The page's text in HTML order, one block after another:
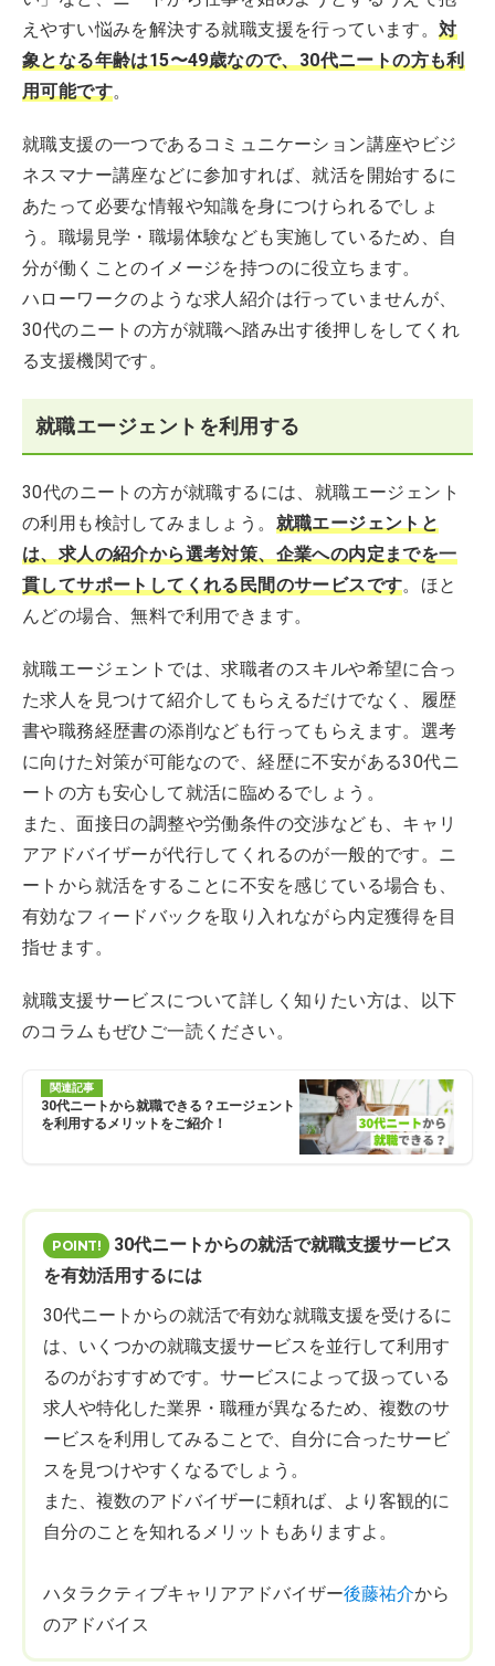
えやすい悩みを解決する就職支援を行っています。対
象となる年齢は15〜49歳なので、30代ニートの方も利
用可能です。
就職支援の一つであるコミュニケーション講座やビジ
ネスマナー講座などに参加すれば、就活を開始するに
あたって必要な情報や知識を身につけられるでしょ
う。職場見学・職場体験なども実施しているため、自
分が働くことのイメージを持つのに役立ちます。
ハローワークのような求人紹介は行っていませんが、
30代のニートの方が就職へ踏み出す後押しをしてくれ
る支援機関です。
就職エージェントを利用する
30代のニートの方が就職するには、就職エージェント
の利用も検討してみましょう。 就職エージェントと
は、求人の紹介から選考対策、企業への内定までを一
貫してサポートしてくれる民間のサービスです。ほと
んどの場合、無料で利用できます。
就職エージェントでは、求職者のスキルや希望に合っ
た求人を見つけて紹介してもらえるだけでなく、履歴
書や職務経歴書の添削なども行ってもらえます。選考
に向けた対策が可能なので、経歴に不安がある30代ニ
ートの方も安心して就活に臨めるでしょう。
また、面接日の調整や労働条件の交渉なども、キャリ
アアドバイザーが代行してくれるのが一般的です。ニ
ートから就活をすることに不安を感じている場合も、
有効なフィードバックを取り入れながら内定獲得を目
指せます。
就職支援サービスについて詳しく知りたい方は、以下
のコラムもぜひご一読ください。
関連記事
30代ニートから就職できる？エージェント
を利用するメリットをご紹介！
30代ニートからの就活で就職支援サービス
を有効活用するには
30代ニートからの就活で有効な就職支援を受けるに
は、いくつかの就職支援サービスを並行して利用す
るのがおすすめです。サービスによって扱っている
求人や特化した業界・職種が異なるため、複数のサ
ービスを利用してみることで、自分に合ったサービ
スを見つけやすくなるでしょう。
また、複数のアドバイザーに頼れば、より客観的に
自分のことを知れるメリットもありますよ。
ハタラクティブキャリアアドバイザー後藤祐介から
のアドバイス